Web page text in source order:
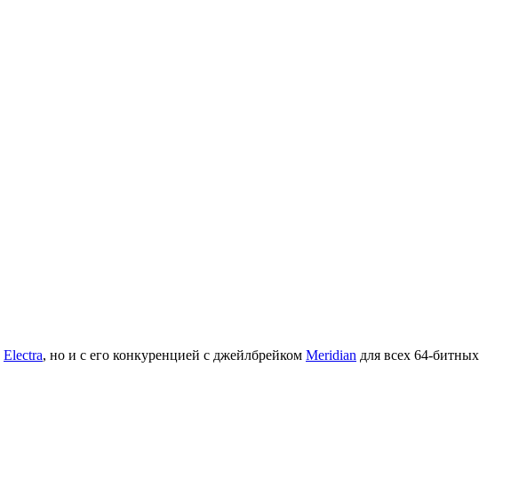
Electra, но и с его конкуренцией с джейлбрейком Meridian для всех 64-битных